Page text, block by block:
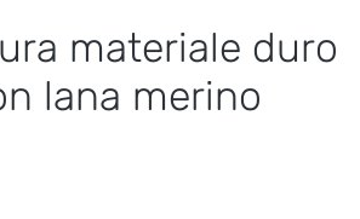
materiale duro
lana merino